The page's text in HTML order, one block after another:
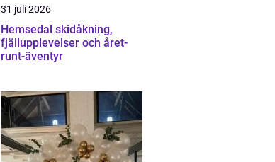
31 juli 2026
Hemsedal skidåkning,
fjällupplevelser och året-
runt-äventyr